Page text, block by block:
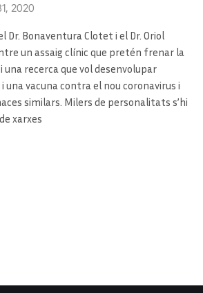
2020
Dr. Bonaventura Clotet i el Dr. Oriol
un assaig clínic que pretén frenar la
una recerca que vol desenvolupar
una vacuna contra el nou coronavirus i
similars. Milers de personalitats s’hi
xarxes